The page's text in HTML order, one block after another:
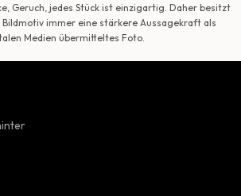
Geruch, jedes Stück ist einzigartig. Daher besitzt
immer eine stärkere Aussagekraft als
Medien übermitteltes Foto.